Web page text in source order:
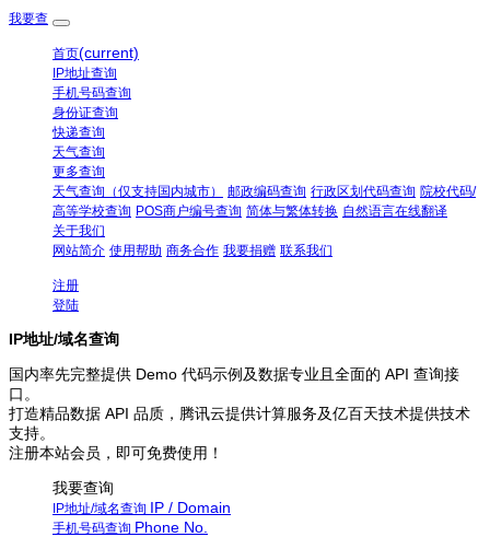
我要查
首页(current)
IP地址查询
手机号码查询
身份证查询
快递查询
天气查询
更多查询
天气查询（仅支持国内城市）
邮政编码查询 行政区划代码查询 院校代码/
高等学校查询 POS商户编号查询 简体与繁体转换 自然语言在线翻译
关于我们
网站简介 使用帮助 商务合作 我要捐赠 联系我们
注册
登陆
IP地址/域名查询
国内率先完整提供 Demo 代码示例及数据专业且全面的 API 查询接
口。
打造精品数据 API 品质，腾讯云提供计算服务及亿百天技术提供技术
支持。
注册本站会员，即可免费使用！
我要查询
IP地址/域名查询 IP / Domain
手机号码查询 Phone No.